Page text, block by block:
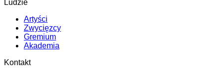
Ludzie
Artyści
Zwycięzcy
Gremium
Akademia
Kontakt